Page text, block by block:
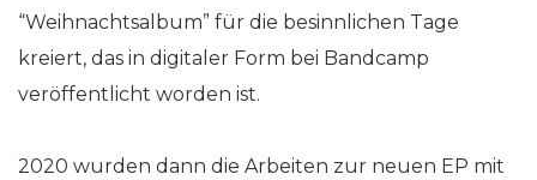
“Weihnachtsalbum” für die besinnlichen Tage
kreiert, das in digitaler Form bei Bandcamp
veröffentlicht worden ist.
2020 wurden dann die Arbeiten zur neuen EP mit